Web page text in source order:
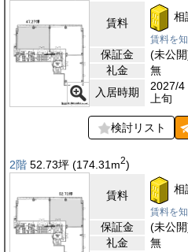
賃料 相
賃料を
保証金
(未公
礼金
無
入居時期
2027/4
上旬
検討リスト
2階 52.73坪 (174.31 m2)
賃料 相
賃料を
保証金
(未公
礼金
無